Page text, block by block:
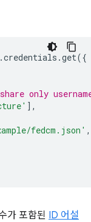
.credentials .get({
only
],
fedcm.json' ,
가 포함된 ID 어설